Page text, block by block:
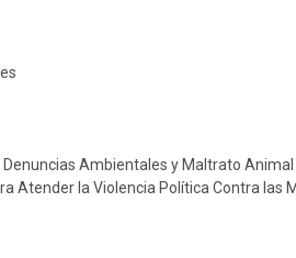
Denuncias Ambientales y Maltrato Animal
Atender la Violencia Política Contra las